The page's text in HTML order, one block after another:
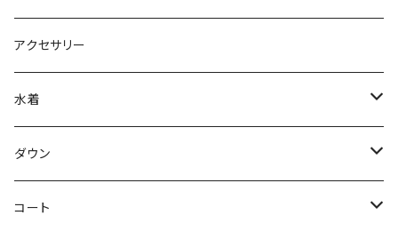
アクセサリー
水着
～44/S
46/M
ダウン
～44/S
コート